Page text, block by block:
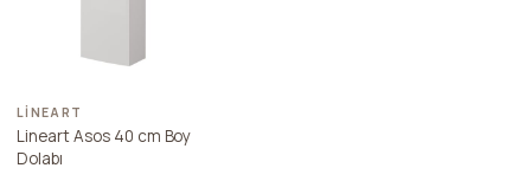
LINEART
Lineart Asos 40 cm Boy
Dolabı